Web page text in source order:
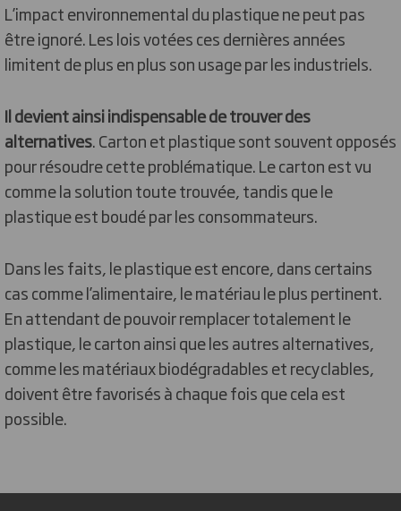
L’impact environnemental du plastique ne peut pas
être ignoré. Les lois votées ces dernières années
limitent de plus en plus son usage par les industriels.
Il devient ainsi indispensable de trouver des
alternatives. Carton et plastique sont souvent opposés
pour résoudre cette problématique. Le carton est vu
comme la solution toute trouvée, tandis que le
plastique est boudé par les consommateurs.
Dans les faits, le plastique est encore, dans certains
cas comme l’alimentaire, le matériau le plus pertinent.
En attendant de pouvoir remplacer totalement le
plastique, le carton ainsi que les autres alternatives,
comme les matériaux biodégradables et recyclables,
doivent être favorisés à chaque fois que cela est
possible.